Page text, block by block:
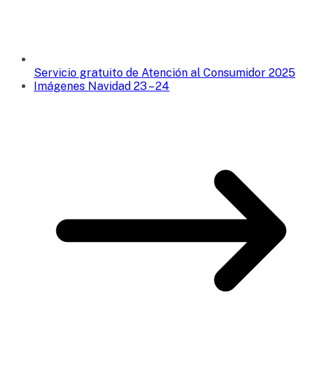
Servicio gratuito de Atención al Consumidor 2025
Imágenes Navidad 23 – 24